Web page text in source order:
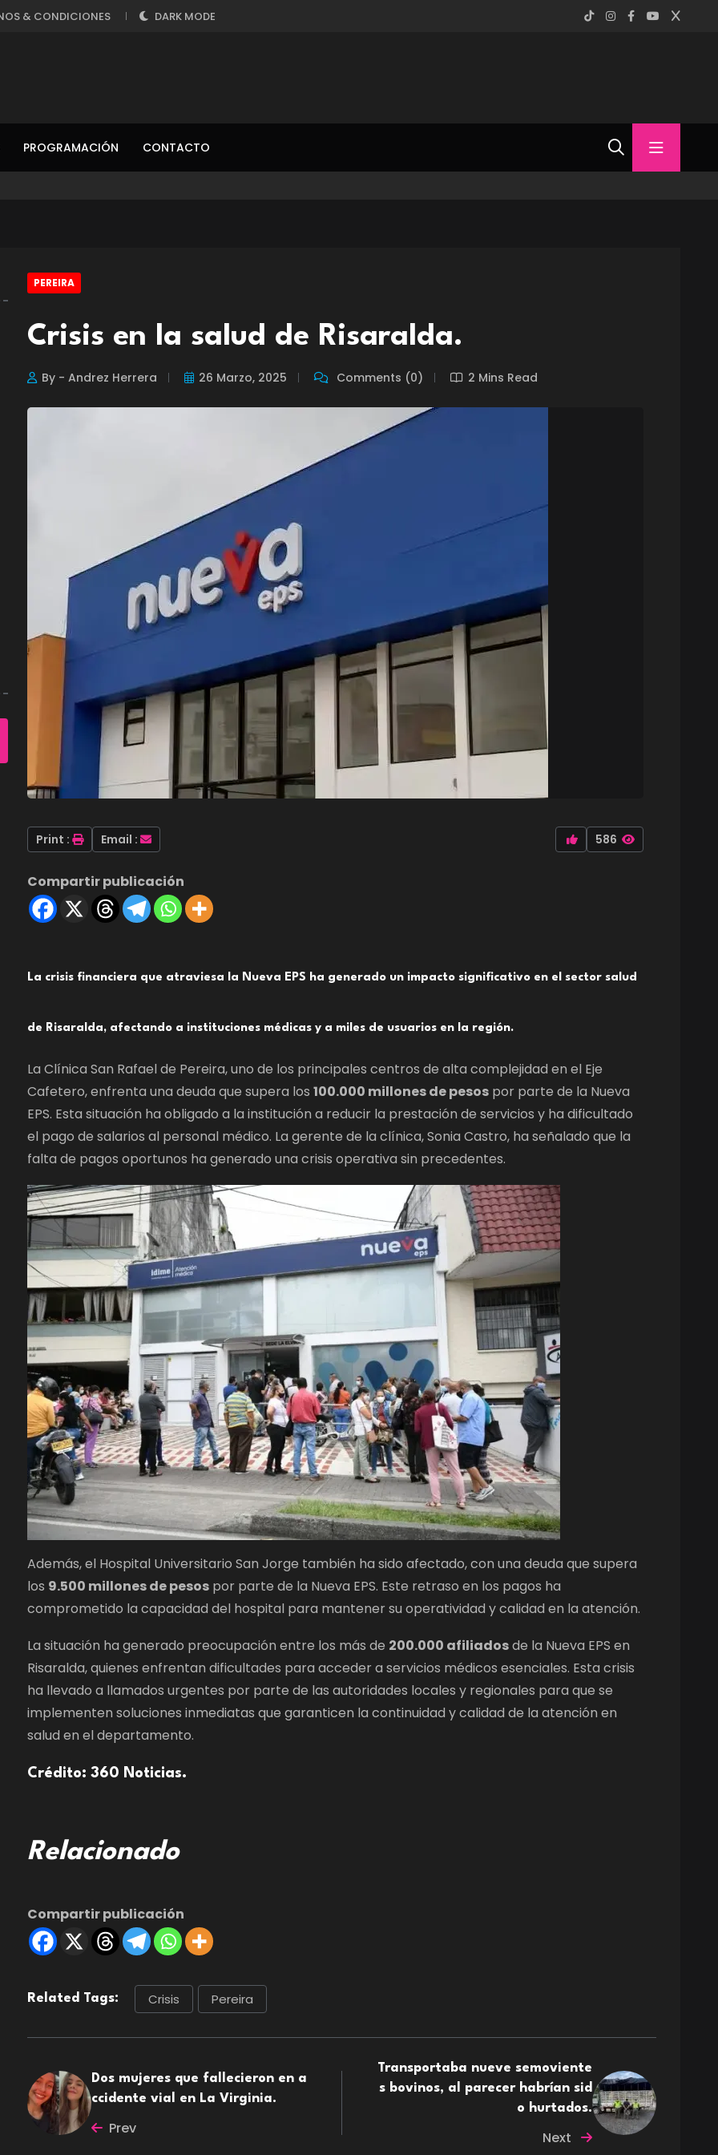
& CONDICIONES DARK MODE
PROGRAMACIÓN CONTACTO
PEREIRA
Crisis en la salud de Risaralda.
By - Andrez Herrera 26 Marzo, 2025 Comments (0) 2 Mins Read
Print : Email : 586
Compartir publicación
La crisis financiera que atraviesa la Nueva EPS ha generado un impacto significativo en el sector salud
de Risaralda, afectando a instituciones médicas y a miles de usuarios en la región.
La Clínica San Rafael de Pereira, uno de los principales centros de alta complejidad en el Eje
Cafetero, enfrenta una deuda que supera los 100.000 millones de pesospor parte de la Nueva
EPS. Esta situación ha obligado a la institución a reducir la prestación de servicios y ha dificultado
el pago de salarios al personal médico. La gerente de la clínica, Sonia Castro, ha señalado que la
falta de pagos oportunos ha generado una crisis operativa sin precedentes.
Además, el Hospital Universitario San Jorge también ha sido afectado, con una deuda que supera
los 9.500 millones de pesospor parte de la Nueva EPS. Este retraso en los pagos ha
comprometido la capacidad del hospital para mantener su operatividad y calidad en la atención.
La situación ha generado preocupación entre los más de 200.000 afiliadosde la Nueva EPS en
Risaralda, quienes enfrentan dificultades para acceder a servicios médicos esenciales. Esta crisis
ha llevado a llamados urgentes por parte de las autoridades locales y regionales para que se
implementen soluciones inmediatas que garanticen la continuidad y calidad de la atención en
salud en el departamento.
Crédito: 360 Noticias.
Relacionado
Compartir publicación
Related Tags: Crisis Pereira
Dos mujeres que fallecieron en a
ccidente vial en La Virginia.
Prev
Transportaba nueve semoviente
s bovinos, al parecer habrían sid
o hurtados.
Next